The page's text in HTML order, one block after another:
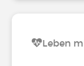
Leben